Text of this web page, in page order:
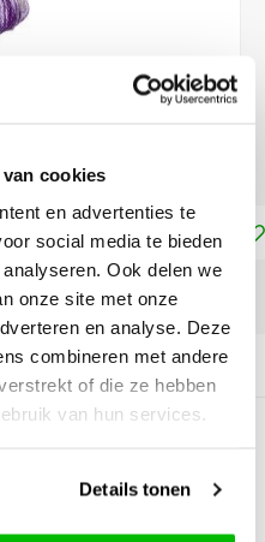
cookies
en advertenties te
social media te bieden
Ook delen we
onze site met onze
en analyse. Deze
combineren met andere
of die ze hebben
van hun services.
Details tonen
aan winkelwagen